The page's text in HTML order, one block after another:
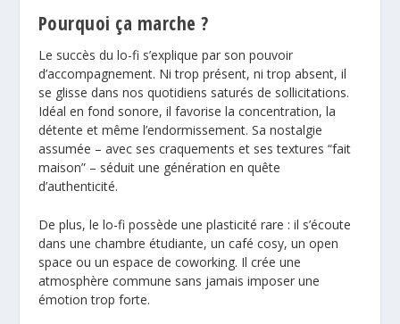
Pourquoi ça marche ?
Le succès du lo-fi s’explique par son pouvoir
d’accompagnement. Ni trop présent, ni trop absent, il
se glisse dans nos quotidiens saturés de sollicitations.
Idéal en fond sonore, il favorise la concentration, la
détente et même l’endormissement. Sa nostalgie
assumée – avec ses craquements et ses textures “fait
maison” – séduit une génération en quête
d’authenticité.
De plus, le lo-fi possède une plasticité rare : il s’écoute
dans une chambre étudiante, un café cosy, un open
space ou un espace de coworking. Il crée une
atmosphère commune sans jamais imposer une
émotion trop forte.